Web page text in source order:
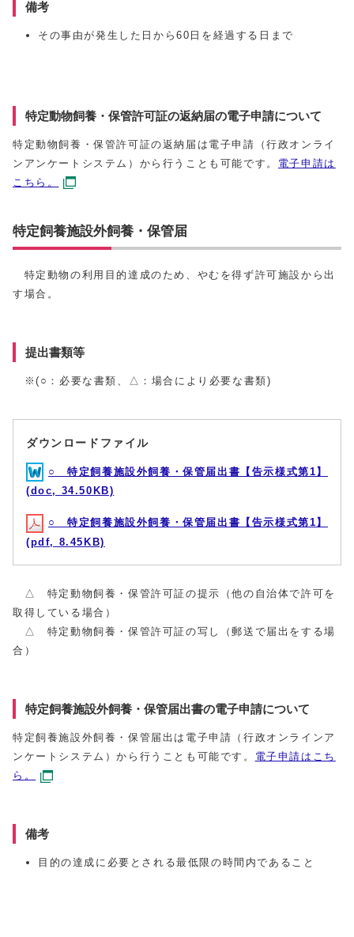
備考
その事由が発生した日から60日を経過する日まで
特定動物飼養・保管許可証の返納届の電子申請について
特定動物飼養・保管許可証の返納届は電子申請（行政オンライ
ンアンケートシステム）から行うことも可能です。 電子申請は
こちら。
特定飼養施設外飼養・保管届
特定動物の利用目的達成のため、やむを得ず許可施設から出
す場合。
提出書類等
※(○：必要な書類、△：場合により必要な書類)
ダウンロードファイル
○ 特定飼養施設外飼養・保管届出書【告示様式第1】
(doc, 34.50KB)
○ 特定飼養施設外飼養・保管届出書【告示様式第1】
(pdf, 8.45KB)
△ 特定動物飼養・保管許可証の提示（他の自治体で許可を
取得している場合）
△ 特定動物飼養・保管許可証の写し（郵送で届出をする場
合）
特定飼養施設外飼養・保管届出書の電子申請について
特定飼養施設外飼養・保管届出は電子申請（行政オンラインア
ンケートシステム）から行うことも可能です。 電子申請はこち
ら。
備考
目的の達成に必要とされる最低限の時間内であること